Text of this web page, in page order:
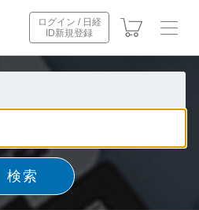
ログイン / 日経
ID新規登録
検索